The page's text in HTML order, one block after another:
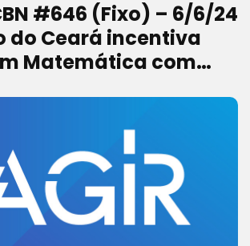
#646 (Fixo) – 6/6/24
do Ceará incentiva
Matemática com